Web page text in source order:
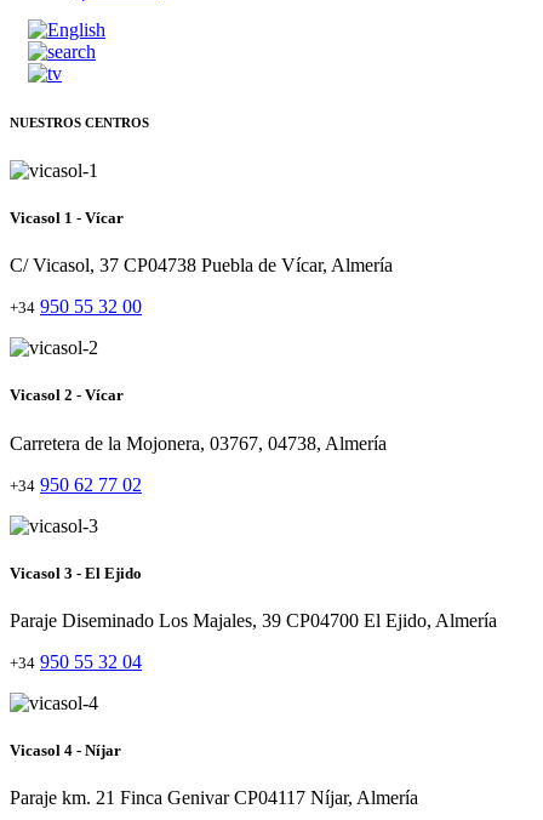
NUESTROS CENTROS
Vicasol 1 - Vícar
C/ Vicasol, 37 CP04738 Puebla de Vícar, Almería
+34 950 55 32 00
Vicasol 2 - Vícar
Carretera de la Mojonera, 03767, 04738, Almería
+34 950 62 77 02
Vicasol 3 - El Ejido
Paraje Diseminado Los Majales, 39 CP04700 El Ejido, Almería
+34 950 55 32 04
Vicasol 4 - Níjar
Paraje km. 21 Finca Genivar CP04117 Níjar, Almería